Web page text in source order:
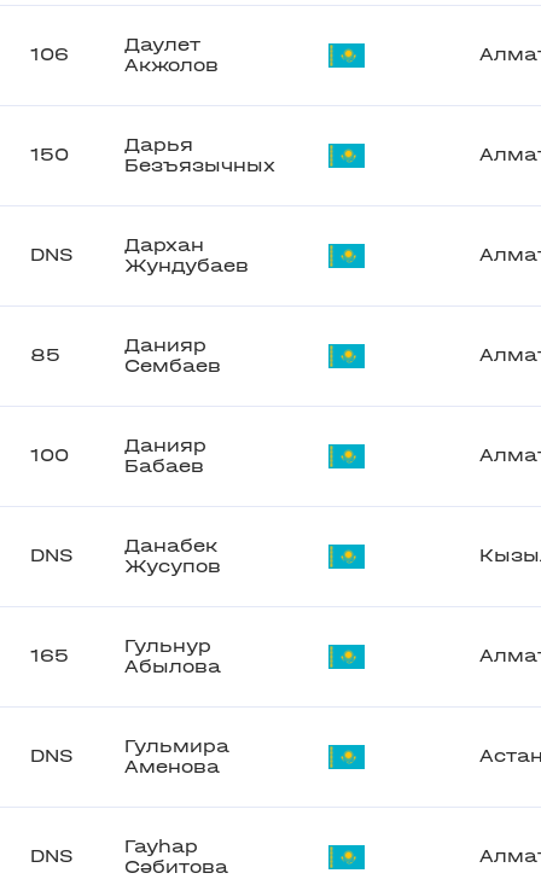
106
Даулет
Акжолов
150
Дарья
Безъязычных
DNS
Дархан
Жундубаев
85
Данияр
Сембаев
100
Данияр
Бабаев
DNS
Данабек
Жусупов
165
Гульнур
Абылова
DNS
Гульмира
Аменова
DNS
Гауһар
Сәбитова